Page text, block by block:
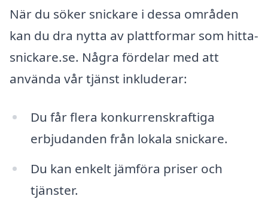
När du söker snickare i dessa områden
kan du dra nytta av plattformar som hitta-
snickare.se. Några fördelar med att
använda vår tjänst inkluderar:
Du får flera konkurrenskraftiga
erbjudanden från lokala snickare.
Du kan enkelt jämföra priser och
tjänster.